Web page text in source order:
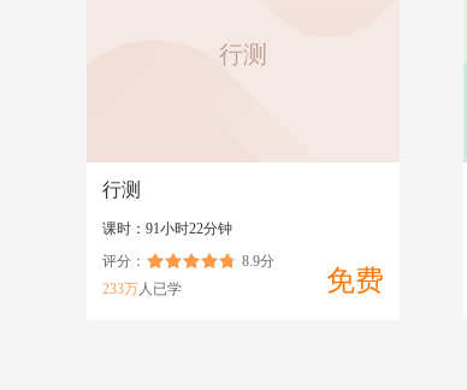
行测
行测
课时：91小时22分钟
免费
评分：
8.9分
233万人已学